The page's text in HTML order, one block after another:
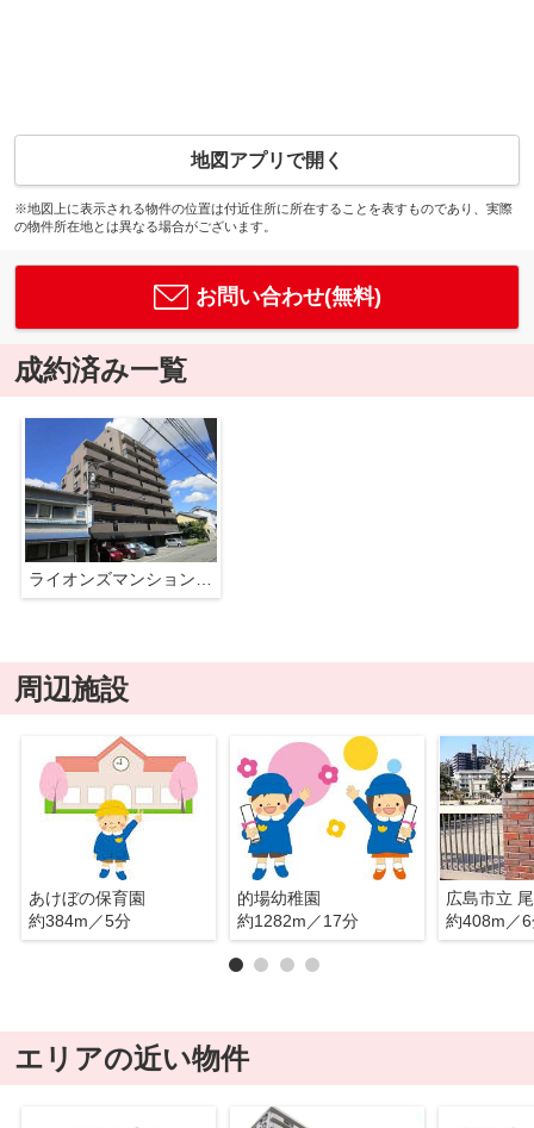
地図アプリで開く
※地図上に表示される物件の位置は付近住所に所在することを表すものであり、実際
の物件所在地とは異なる場合がございます。
お問い合わせ(無料)
成約済み一覧
ライオンズマンション三本松
周辺施設
あけぼの保育園
約384m／5分
的場幼稚園
約1282m／17分
広島市立
約408m／
エリアの近い物件